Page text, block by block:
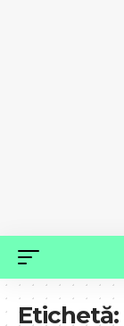
Etichetă: